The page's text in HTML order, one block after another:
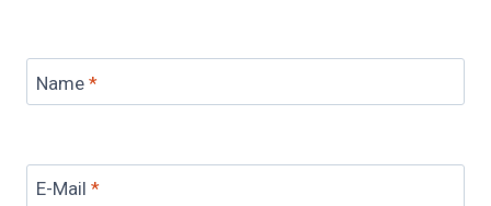
Name *
E-Mail *